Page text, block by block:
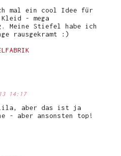
mal ein cool Idee für
- mega
Meine Stiefel habe ich
rausgekramt :)
14:17
lila, aber das ist ja
- aber ansonsten top!